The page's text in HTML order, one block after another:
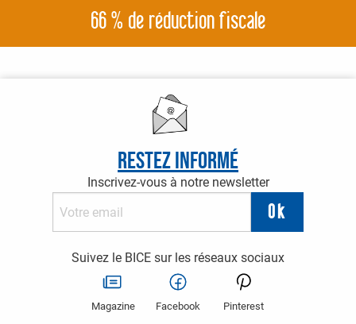
66 % de réduction fiscale
Restez informé
Inscrivez-vous à notre newsletter
Suivez le BICE sur les réseaux sociaux
Magazine Facebook Pinterest